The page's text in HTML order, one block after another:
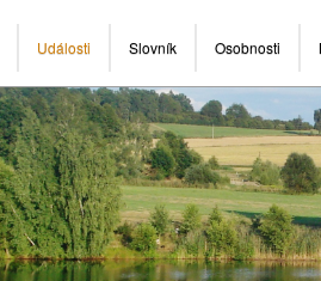
Události Slovník Osobnosti